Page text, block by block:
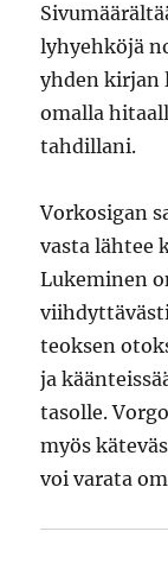
lyhyehköjä
yhden kirjan
omalla
tahdillani.
Vorkosigan
vasta lähtee
Lukeminen
teoksen
ja
tasolle.
myös
voi varata